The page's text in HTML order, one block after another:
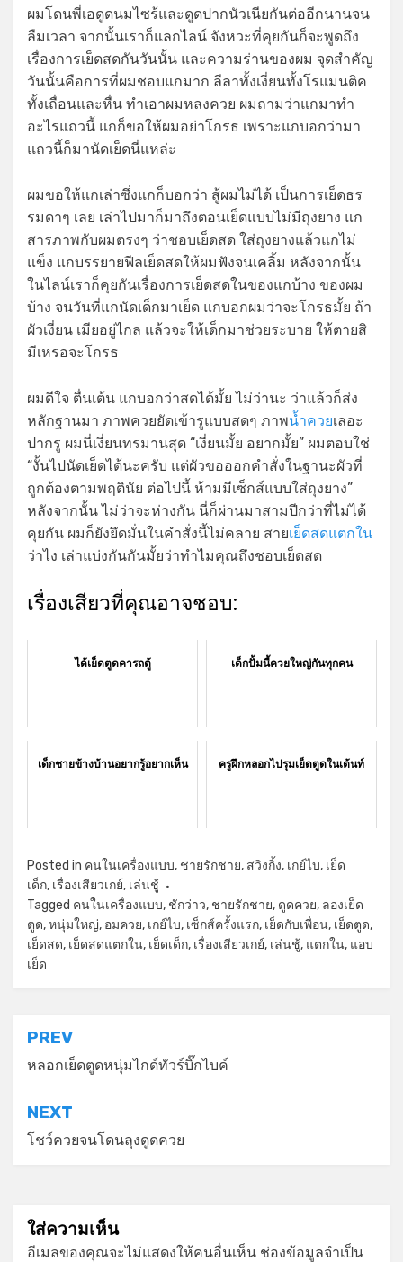
ผมโดนพี่เอดูดนมไซร้และดูดปากนัวเนียกันต่ออีกนานจน
ลืมเวลา จากนั้นเราก็แลกไลน์ จังหวะที่คุยกันก็จะพูดถึง
เรื่องการเย็ดสดกันวันนั้น และความร่านของผม จุดสำคัญ
วันนั้นคือการที่ผมชอบแกมาก ลีลาทั้งเงี่ยนทั้งโรแมนติค
ทั้งเถื่อนและหื่น ทำเอาผมหลงควย ผมถามว่าแกมาทำ
อะไรแถวนี้ แกก็ขอให้ผมอย่าโกรธ เพราะแกบอกว่ามา
แถวนี้ก็มานัดเย็ดนี่แหล่ะ
ผมขอให้แกเล่าซึ่งแกก็บอกว่า สู้ผมไม่ได้ เป็นการเย็ดธร
รมดาๆ เลย เล่าไปมาก็มาถึงตอนเย็ดแบบไม่มีถุงยาง แก
สารภาพกับผมตรงๆ ว่าชอบเย็ดสด ใส่ถุงยางแล้วแกไม่
แข็ง แกบรรยายฟีลเย็ดสดให้ผมฟังจนเคลิ้ม หลังจากนั้น
ในไลน์เราก็คุยกันเรื่องการเย็ดสดในของแกบ้าง ของผม
บ้าง จนวันที่แกนัดเด็กมาเย็ด แกบอกผมว่าจะโกรธมั้ย ถ้า
ผัวเงี่ยน เมียอยู่ไกล แล้วจะให้เด็กมาช่วยระบาย ให้ตายสิ
มีเหรอจะโกรธ
ผมดีใจ ตื่นเต้น แกบอกว่าสดได้มั้ย ไม่ว่านะ ว่าแล้วก็ส่ง
หลักฐานมา ภาพควยยัดเข้ารูแบบสดๆ ภาพน้ำควยเลอะ
ปากรู ผมนี่เงี่ยนทรมานสุด “เงี่ยนมั้ย อยากมั้ย” ผมตอบใช่
“งั้นไปนัดเย็ดได้นะครับ แต่ผัวขอออกคำสั่งในฐานะผัวที่
ถูกต้องตามพฤตินัย ต่อไปนี้ ห้ามมีเซ็กส์แบบใส่ถุงยาง”
หลังจากนั้น ไม่ว่าจะห่างกัน นี่ก็ผ่านมาสามปีกว่าที่ไม่ได้
คุยกัน ผมก็ยังยึดมั่นในคำสั่งนี้ไม่คลาย สายเย็ดสดแตกใน
ว่าไง เล่าแบ่งกันกันมั้ยว่าทำไมคุณถึงชอบเย็ดสด
เรื่องเสียวที่คุณอาจชอบ:
ได้เย็ดตูดคารถตู้ เด็กปั้มนี้ควยใหญ่กันทุกคน
เด็กชายข้างบ้านอยากรู้อยากเห็น ครูฝึกหลอกไปรุมเย็ดตูดในเต้นท์
Posted in คนในเครื่องแบบ, ชายรักชาย, สวิงกิ้ง, เกย์ไบ, เย็ด
เด็ก, เรื่องเสียวเกย์, เล่นชู้
Tagged คนในเครื่องแบบ, ชักว่าว, ชายรักชาย, ดูดควย, ลองเย็ด
ตูด,หนุ่มใหญ่, อมควย, เกย์ไบ, เซ็กส์ครั้งแรก, เย็ดกับเพื่อน, เย็ดตูด,
เย็ดสด, เย็ดสดแตกใน, เย็ดเด็ก, เรื่องเสียวเกย์, เล่นชู้, แตกใน, แอบ
เย็ด
แนะแนว
เรื่อง
PREV
หลอกเย็ดตูดหนุ่มไกด์ทัวร์บิ๊กไบค์
NEXT
โชว์ควยจนโดนลุงดูดควย
ใส่ความเห็น
อีเมลของคุณจะไม่แสดงให้คนอื่นเห็น ช่องข้อมูลจำเป็น